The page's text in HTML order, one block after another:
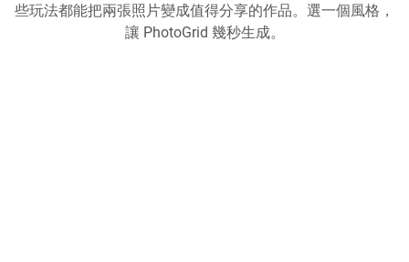
些玩法都能把兩張照片變成值得分享的作品。選一個風格，
讓 PhotoGrid 幾秒生成。